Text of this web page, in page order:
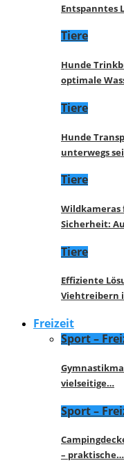
Entspanntes
Tiere
Hunde
optimale
Tiere
Hunde
unterwegs
Tiere
Sicherheit:
Tiere
Effiziente
Viehtreibern
Freizeit
Sport –
vielseitige…
Sport –
– praktische…